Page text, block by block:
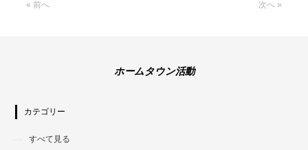
« 前へ 次へ »
ホームタウン活動
カテゴリー
すべて見る